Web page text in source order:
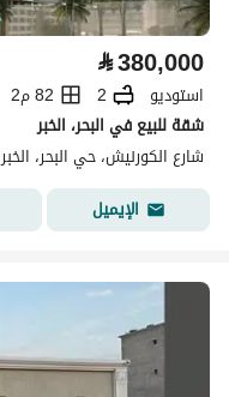
⃁380,000
استوديو 2
82 م2
شقة للبيع في البحر، الخبر
شارع الكورنيش، حي البحر، الخبر
الإيميل